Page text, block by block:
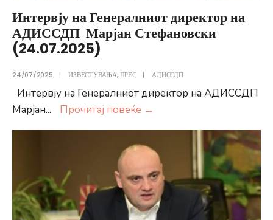
Интервју на Генералниот директор на
АДИССДП Марјан Стефановски
(24.07.2025)
24/07/2025 | ИЗВЕСТУВАЊА,ПРЕС | АДИССДП
Интервју на Генералниот директор на АДИССДП
Марјан... Прочитај повеќе →
Генералниот
директор
на
АДИССДП
Марјан